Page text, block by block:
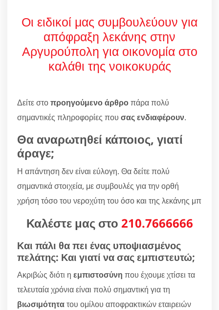
Οι ειδικοί μας συμβουλεύουν για
απόφραξη λεκάνης στην
Αργυρούπολη για οικονομία στο
καλάθι της νοικοκυράς
Δείτε στοπροηγούμενο άρθροπάρα πολύ
σημαντικές πληροφορίες που σας ενδιαφέρουν.
Θα αναρωτηθεί κάποιος, γιατί
άραγε;
Η απάντηση δεν είναι εύλογη. Θα δείτε πολύ
σημαντικά στοιχεία, με συμβουλές για την ορθή
χρήση τόσο του νεροχύτη του όσο και της λεκάνης μπ
Καλέστε μας στο 210.7666666
Και πάλι θα πει ένας υποψιασμένος
πελάτης: Και γιατί να σας εμπιστευτώ;
Ακριβώς διότι η εμπιστοσύνη που έχουμε χτίσει τα
τελευταία χρόνια είναι πολύ σημαντική για τη
βιωσιμότητατου ομίλου αποφρακτικών εταιρειών